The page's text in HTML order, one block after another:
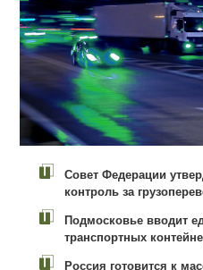
Совет Федерации
контроль за
Подмосковье вводит
транспортных
Россия готовится к